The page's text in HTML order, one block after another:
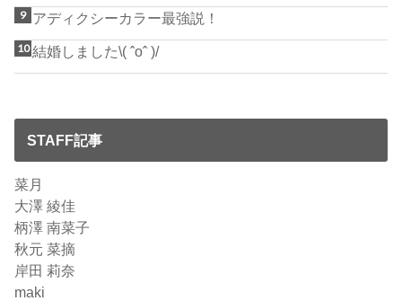
アディクシーカラー最強説！
結婚しました\( ˆoˆ )/
STAFF記事
菜月
大澤 綾佳
柄澤 南菜子
秋元 菜摘
岸田 莉奈
maki